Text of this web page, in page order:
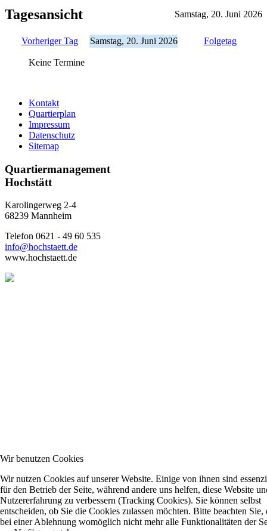
Tagesansicht Samstag, 20. Juni 2026
Vorheriger Tag Samstag, 20. Juni 2026 Folgetag
Keine Termine
Kontakt
Quartierplan
Impressum
Datenschutz
Sitemap
Quartiermanagement
Hochstätt
Karolingerweg 2-4
68239 Mannheim
Telefon 0621 - 49 60 535
info@hochstaett.de
www.hochstaett.de
Wir benutzen Cookies
Wir nutzen Cookies auf unserer Website. Einige von ihnen sind
für den Betrieb der Seite, während andere uns helfen, diese Website
Nutzererfahrung zu verbessern (Tracking Cookies). Sie können selbst
entscheiden, ob Sie die Cookies zulassen möchten. Bitte beachten Sie,
bei einer Ablehnung womöglich nicht mehr alle Funktionalitäten der